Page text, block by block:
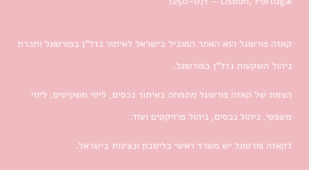
קאזה פורטוגל הוא האתר המוביל בישראל לאיתור נדל”ן בפורטוגל וחברת
ניהול השקעות נדל”ן בפורטוגל.
הצוות של קאזה פורטוגל מתמחה באיתור נכסים, ליווי משקיעים, ליווי
משפטי, ניהול נכסים, ניהול פרויקטים ועוד.
לקאזה פורטוגל יש משרד ראשי בליסבון ונציגות בישראל.